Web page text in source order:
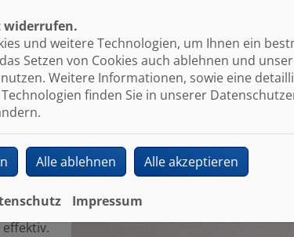
effektiv.
widerrufen.
und weitere Technologien, um Ihnen ein
Setzen von Cookies auch ablehnen und
Weitere Informationen, sowie eine
finden Sie in unserer
Alle ablehnen Alle akzeptieren
Impressum